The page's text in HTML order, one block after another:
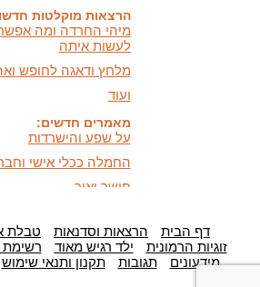
מיהי החרדה ומה
לעשות איתה
מלחץ ודאגה לחופש
ועוד
מאמרים חדשים:
על שפע והישרדות
החמלה ככלי אישי
חושך ואור,
היכרות וכלים מעשיים
לחץ ודאגה
המידעון החדש:
מידעון סתיו
דף הבית הרצאות וסדנאות טבלת
זוגיות הרמונית
ילד רגיש מאוד רשימת
מידעונים
תגובות תקנון ותנאי שימוש